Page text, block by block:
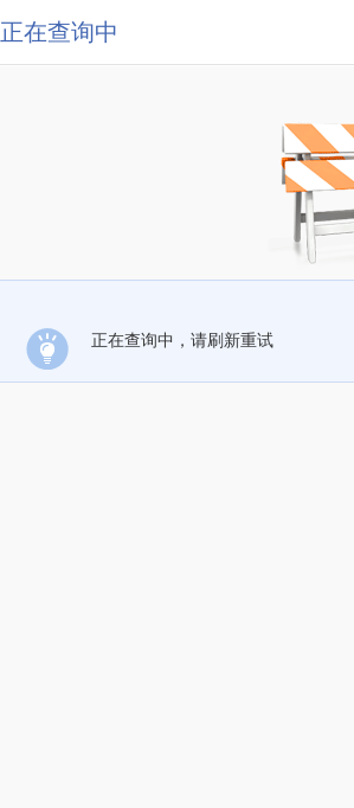
正在查询中
正在查询中，请刷新重试